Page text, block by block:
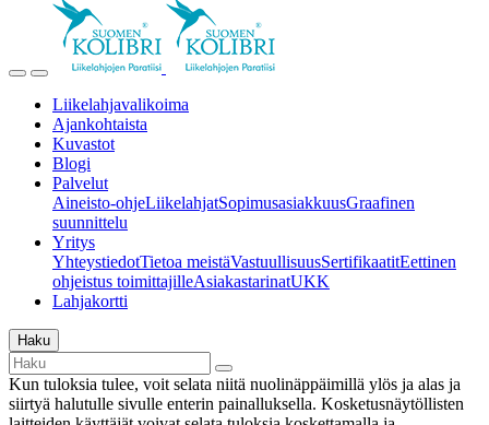
Liikelahjavalikoima
Ajankohtaista
Kuvastot
Blogi
Palvelut
Aineisto-ohjeLiikelahjatSopimusasiakkuusGraafinen
suunnittelu
Yritys
YhteystiedotTietoa meistäVastuullisuusSertifikaatitEettinen
ohjeistus toimittajilleAsiakastarinatUKK
Lahjakortti
Haku
Kun tuloksia tulee, voit selata niitä nuolinäppäimillä ylös ja alas ja
siirtyä halutulle sivulle enterin painalluksella. Kosketusnäytöllisten